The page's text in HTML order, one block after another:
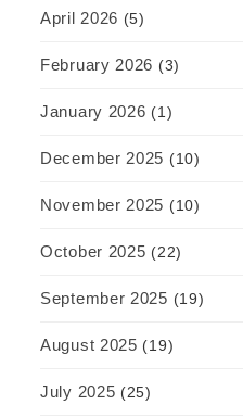
April 2026 (5)
February 2026 (3)
January 2026 (1)
December 2025 (10)
November 2025 (10)
October 2025 (22)
September 2025 (19)
August 2025 (19)
July 2025 (25)